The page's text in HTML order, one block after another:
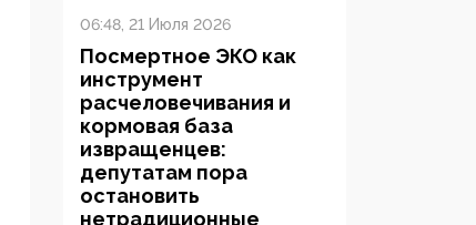
06:48, 21 Июля 2026
Посмертное ЭКО как
инструмент
расчеловечивания и
кормовая база
извращенцев:
депутатам пора
остановить
нетрадиционные